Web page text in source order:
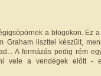
a blogokon. Ez
Graham liszttel készült,
A formázás pedig rém
vele a vendégek előtt -